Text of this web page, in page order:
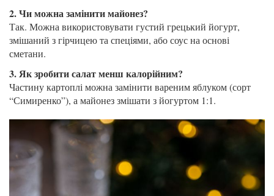
2. Чи можна замінити майонез?
Так. Можна використовувати густий грецький йогурт,
змішаний з гірчицею та спеціями, або соус на основі
сметани.
3. Як зробити салат менш калорійним?
Частину картоплі можна замінити вареним яблуком (сорт
“Симиренко”), а майонез змішати з йогуртом 1:1.